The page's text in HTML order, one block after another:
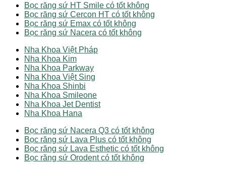
Bọc răng sứ HT Smile có tốt không
Bọc răng sứ Cercon HT có tốt không
Bọc răng sứ Emax có tốt không
Bọc răng sứ Nacera có tốt không
Nha Khoa Việt Pháp
Nha Khoa Kim
Nha Khoa Parkway
Nha Khoa Việt Sing
Nha Khoa Shinbi
Nha Khoa Smileone
Nha Khoa Jet Dentist
Nha Khoa Hana
Bọc răng sứ Nacera Q3 có tốt không
Bọc răng sứ Lava Plus có tốt không
Bọc răng sứ Lava Esthetic có tốt không
Bọc răng sứ Orodent có tốt không